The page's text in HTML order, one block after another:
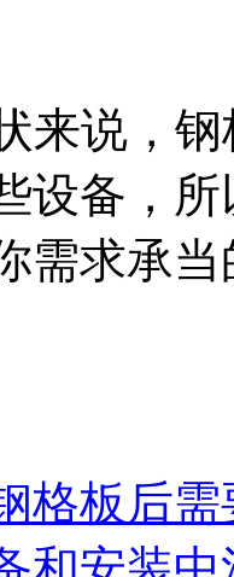
来说，钢
设备，
需求承
格板后